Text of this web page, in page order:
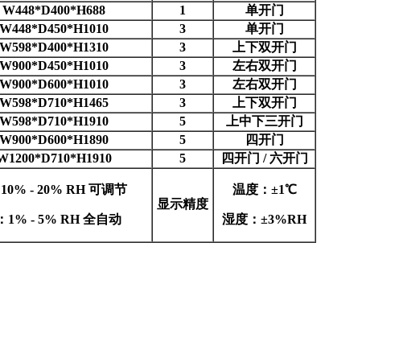
W448*D400*H688 1
单开门
W448*D450*H1010 3
单开门
W598*D400*H1310 3
上下双开门
W900*D450*H1010 3
左右双开门
W900*D600*H1010 3
左右双开门
W598*D710*H1465 3
上下双开门
W598*D710*H1910 5
上中下三开门
W900*D600*H1890 5
四开门
5 四开门 / 六开门
- 20% RH 可调节
1% - 5% RH 全自动
显示精度
温度：±1℃
湿度：±3%RH